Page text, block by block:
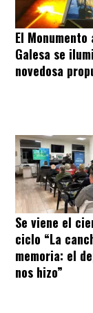
El
Galesa se
novedosa
Se viene el
ciclo “La
memoria: el
nos hizo”